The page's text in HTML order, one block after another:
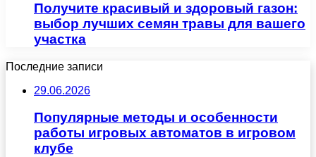
Получите красивый и здоровый газон:
выбор лучших семян травы для вашего
участка
Последние записи
29.06.2026
Популярные методы и особенности
работы игровых автоматов в игровом
клубе